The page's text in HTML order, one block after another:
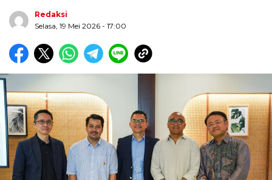
Redaksi
Selasa, 19 Mei 2026 - 17:00